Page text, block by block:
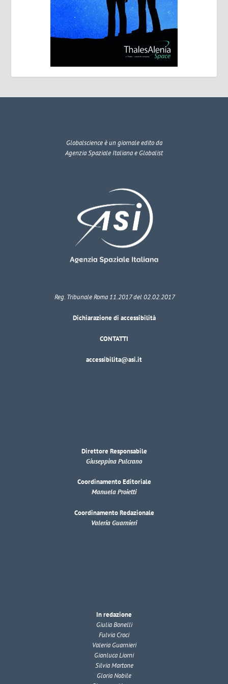
Globalscienceè un giornale edito da
Agenzia Spaziale Italiana e Globalist
Reg. Tribunale Roma 11.2017 del 02.02.2017
Dichiarazione di accessibilità
CONTATTI
accessibilita@asi.it
Direttore Responsabile
Giuseppina Pulcrano
Coordinamento Editoriale
Manuela Proietti
Coordinamento Redazionale
Valeria Guarnieri
In redazione
Giulia Bonelli
Fulvia Croci
Valeria Guarnieri
Gianluca Liorni
Silvia Martone
Gloria Nobile